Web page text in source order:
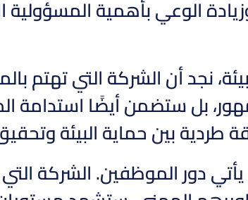
الوعي بأهمية المسؤولية
نجد أن الشركة التي تهتم
بل ستضمن أيضًا استدامة
طردية بين حماية البيئة
دور الموظفين. الشركة